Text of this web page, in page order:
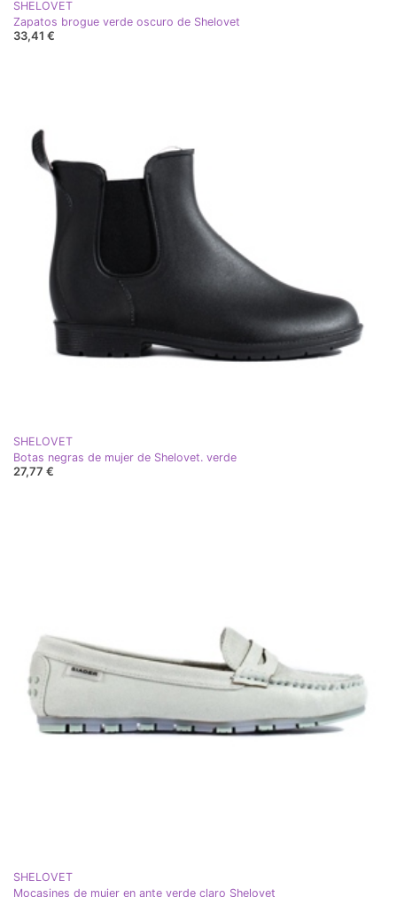
SHELOVET
Zapatos brogue verde oscuro de Shelovet
33,41 €
SHELOVET
Botas negras de mujer de Shelovet. verde
27,77 €
SHELOVET
Mocasines de mujer en ante verde claro Shelovet